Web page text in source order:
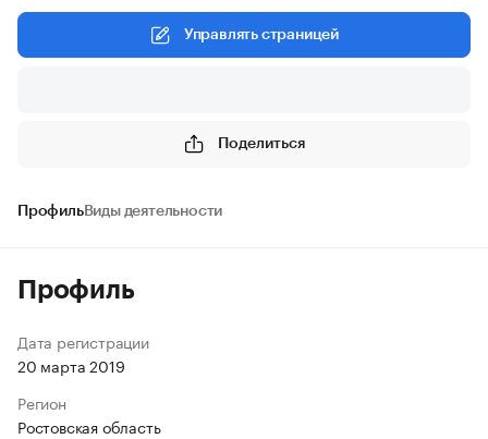
Управлять страницей
Поделиться
ПрофильВиды деятельности
Профиль
Дата регистрации
20 марта 2019
Регион
Ростовская область